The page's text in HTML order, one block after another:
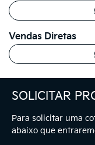
SOLICITAR
Para solicitar uma
abaixo que
Vendas Diretas